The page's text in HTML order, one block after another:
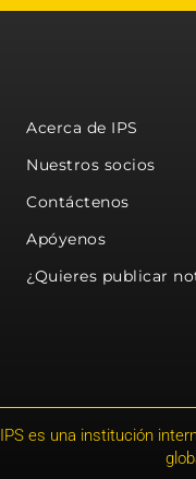
Acerca de IPS
Nuestros socios
Contáctenos
Apóyenos
¿Quieres publicar
IPS es una institución